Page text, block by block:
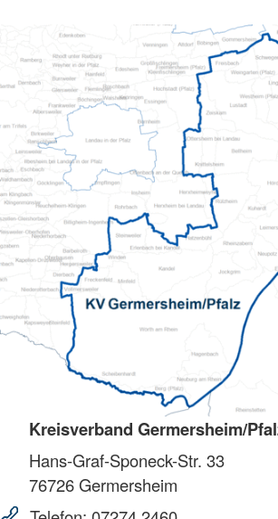
Kreisverband Germersheim/
Hans-Graf-Sponeck-Str. 33
76726Germersheim